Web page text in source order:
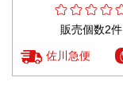
販売個数2件
佐川急便